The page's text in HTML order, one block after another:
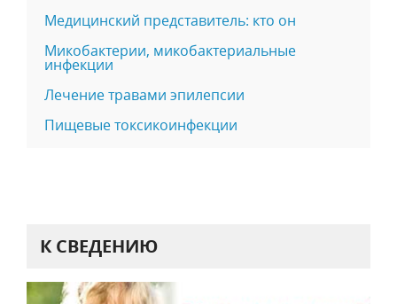
Медицинский представитель: кто он
Микобактерии, микобактериальные
инфекции
Лечение травами эпилепсии
Пищевые токсикоинфекции
К СВЕДЕНИЮ